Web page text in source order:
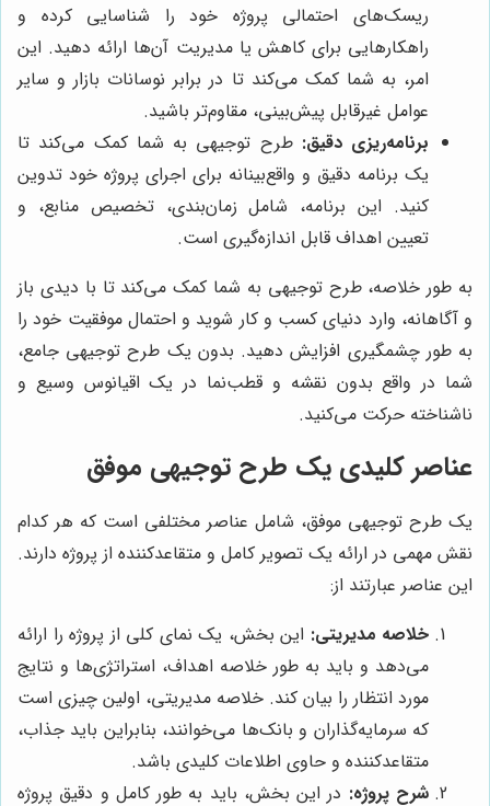
ریسک‌های احتمالی پروژه خود را شناسایی کرده و
راهکارهایی برای کاهش یا مدیریت آن‌ها ارائه دهید. این
امر، به شما کمک می‌کند تا در برابر نوسانات بازار و سایر
عوامل غیرقابل پیش‌بینی، مقاوم‌تر باشید.
برنامه‌ریزی دقیق: طرح توجیهی به شما کمک می‌کند تا
یک برنامه دقیق و واقع‌بینانه برای اجرای پروژه خود تدوین
کنید. این برنامه، شامل زمان‌بندی، تخصیص منابع، و
تعیین اهداف قابل اندازه‌گیری است.
به طور خلاصه، طرح توجیهی به شما کمک می‌کند تا با دیدی باز
و آگاهانه، وارد دنیای کسب و کار شوید و احتمال موفقیت خود را
به طور چشمگیری افزایش دهید. بدون یک طرح توجیهی جامع،
شما در واقع بدون نقشه و قطب‌نما در یک اقیانوس وسیع و
ناشناخته حرکت می‌کنید.
عناصر کلیدی یک طرح توجیهی موفق
یک طرح توجیهی موفق، شامل عناصر مختلفی است که هر کدام
نقش مهمی در ارائه یک تصویر کامل و متقاعدکننده از پروژه دارند.
این عناصر عبارتند از:
خلاصه مدیریتی: این بخش، یک نمای کلی از پروژه را ارائه
می‌دهد و باید به طور خلاصه اهداف، استراتژی‌ها و نتایج
مورد انتظار را بیان کند. خلاصه مدیریتی، اولین چیزی است
که سرمایه‌گذاران و بانک‌ها می‌خوانند، بنابراین باید جذاب،
متقاعدکننده و حاوی اطلاعات کلیدی باشد.
شرح پروژه: در این بخش، باید به طور کامل و دقیق پروژه